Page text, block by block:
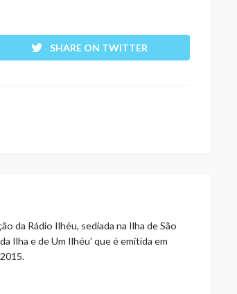
SHARE ON TWITTER
da Rádio Ilhéu, sediada na Ilha de São
Ilha e de Um Ilhéu' que é emitida em